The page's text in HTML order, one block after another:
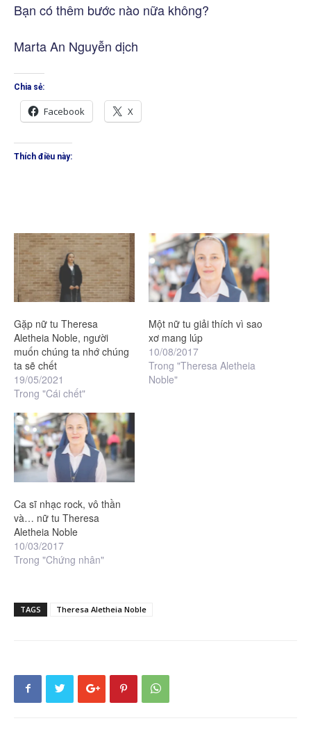
Bạn có thêm bước nào nữa không?
Marta An Nguyễn dịch
Chia sẻ:
Facebook X
Thích điều này:
Gặp nữ tu Theresa
Aletheia Noble, người
muốn chúng ta nhớ chúng
ta sẽ chết
19/05/2021
Trong "Cái chết"
Một nữ tu giải thích vì sao
xơ mang lúp
10/08/2017
Trong "Theresa Aletheia
Noble"
Ca sĩ nhạc rock, vô thần
và… nữ tu Theresa
Aletheia Noble
10/03/2017
Trong "Chứng nhân"
TAGS Theresa Aletheia Noble